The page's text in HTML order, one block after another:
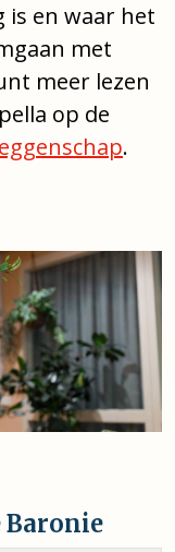
is en waar het
met
meer lezen
op de
.
Baronie